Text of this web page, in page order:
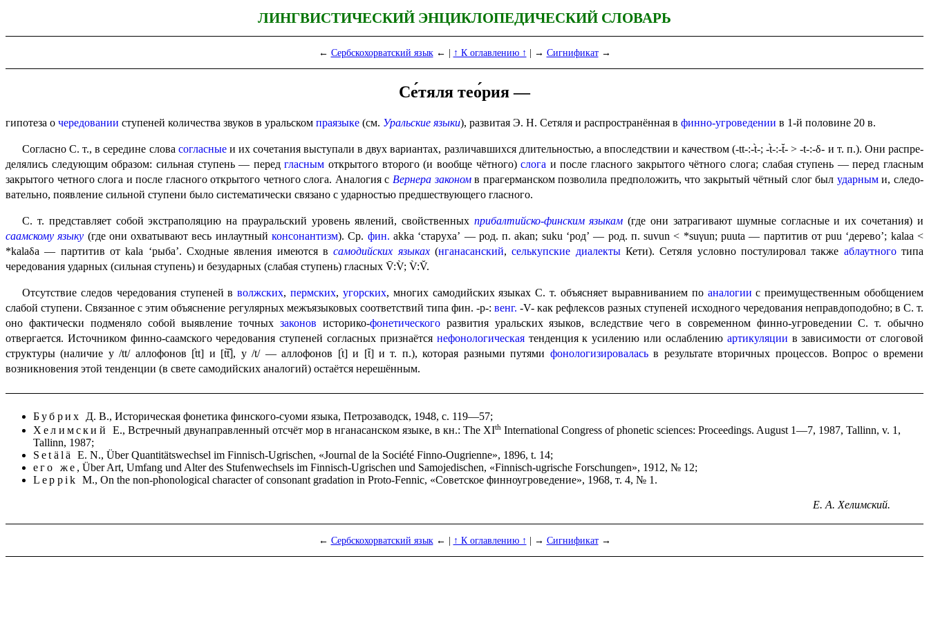
ЛИНГВИСТИЧЕСКИЙ ЭНЦИКЛОПЕДИЧЕСКИЙ СЛОВАРЬ
← Сербскохорватский язык← | ↑ К оглавлению ↑ | → Сигнификат→
Се́тяля тео́рия —
гипотеза о чередовании ступеней количества звуков в уральском праязыке (см. Уральские языки), развитая Э. Н. Сетяля и распространённая в финно-угроведении в 1‑й половине 20 в.
Согласно С. т., в середине слова согласныеи их сочетания выступали в двух вариантах, разли­чав­ших­ся длитель­но­стью, а впоследствии и качеством (‑tt‑:-t̀‑; ‑t̀‑:-t̆- > ‑t‑:-δ- и т. п.). Они распре­
де­ля­лись следующим образом: сильная ступень — передгласным открытого второго (и вообще чётного)слога и после гласного закрытого чётного слога; слабая ступень — перед гласным
закрытого четного слога и после гласного открытого четного слога. Аналогия с Вернера закономв прагерманском позволила предположить, что закрытый чётный слог был ударными, следо­
ва­тель­но, появление сильной ступени было систематически связано с ударностью предшествующего гласного.
С. т. представляет собой экстраполяцию на прауральский уровень явлений, свойственных прибал­тий­ско-финским языкам (где они затрагивают шумные согласные и их сочетания) и
саамскому языку (где они охватывают весь инлаутныйконсонантизм). Ср. фин. akka ‘старуха’ — род. п. akan; suku ‘род’ — род. п. suvun < *suγun; puuta — партитив от puu ‘дерево’; kalaa <
*kalaδa — партитив от kala ‘рыба’. Сходные явления имеются всамодийских языках(нганасанский,селькупские диалектыКети). Сетяля условно постулировал также аблаутноготипа
чередования ударных (сильная ступень) и безударных (слабая ступень) гласных V̄:V̀; V̀:V̆.
Отсутствие следов чередования ступеней вволжских,пермских, угорских, многих самодийских языках С. т. объясняет выравниванием по аналогии с преимущественным обобщением
слабой ступени. Связанное с этим объяснение регулярных межъязыковых соответствий типа фин. ‑p‑:венг. ‑V- как рефлексов разных ступеней исходного чередования неправдоподобно; в С. т.
оно фактически подменя­ло собой выявление точных законов историко-фонетическогоразвития уральских языков, вследствие чего в современном финно-угроведении С. т. обычно
отвергается. Источником финно-саамского чередования ступеней согласных признаётся нефонологическаятенденция к усилению или ослабле­нию артикуляции в зависимости от слоговой
структуры (наличие у /tt/ аллофонов [t̀t] и [t͝t], у /t/ — аллофонов [t̀] и [t̆] и т. п.), которая разными путями фонологизироваласьв результате вторичных процессов. Вопрос о времени
возникновения этой тенденции (в свете самодийских аналогий) остаётся нерешённым.
Бубрих Д. В., Историческая фонетика финского-суоми языка, Петрозаводск, 1948, с. 119—57;
Хелимский Е., Встречный двунаправленный отсчёт мор в нганасанском языке, в кн.: The XIth International Congress of phonetic sciences: Proceedings. August 1—7, 1987, Tallinn, v. 1,
Tallinn, 1987;
SetäläE. N., Über Quantitätswechsel im Finnisch-Ugrischen, «Journal de la Société Finno-Ougrienne», 1896, t. 14;
его же ,Über Art, Umfang und Alter des Stufenwechsels im Finnisch-Ugrischen und Samojedischen, «Finnisch-ugrische Forschungen», 1912, № 12;
LeppikM., On the non-phonological character of consonant gradation in Proto-Fennic, «Советское финноугроведение», 1968, т. 4, № 1.
Е. А. Хелимский.
← Сербскохорватский язык← | ↑ К оглавлению ↑ | → Сигнификат→